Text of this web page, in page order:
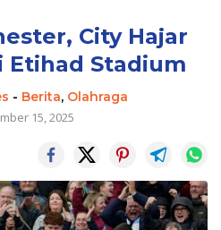
City Hajar
Etihad Stadium
- Berita, Olahraga
15, 2025